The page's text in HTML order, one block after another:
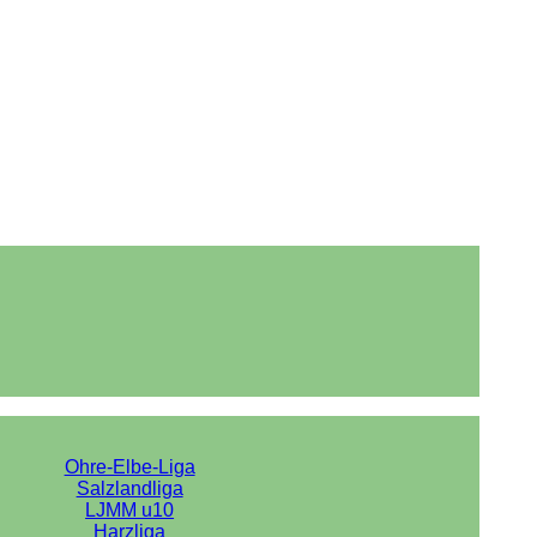
Ohre-Elbe-Liga
Salzlandliga
LJMM u10
Harzliga